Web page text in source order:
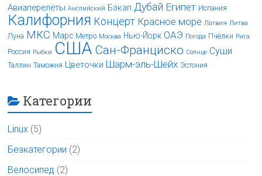
Авиаперелёты Английский Бэкап Дубай Египет Испания
Калифорния Концерт Красное море Латвия Литва
Луна МКС Марс Метро Москва Нью-Йорк ОАЭ Погода Пчёлки Рига
Россия Рыбки США Сан-Франциско Солнце Суши
Таллин Таможня Цветочки Шарм-эль-Шейх Эстония
Категории
Linux (5)
Безкатегории (2)
Велосипед (2)